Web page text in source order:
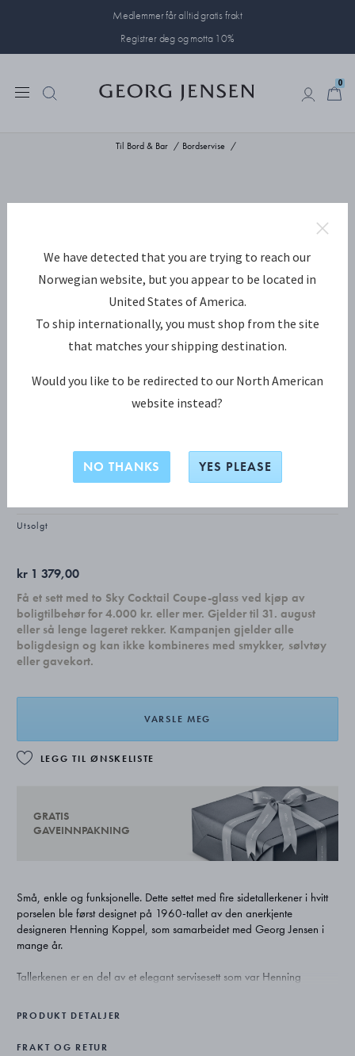
Medlemmer får alltid gratis frakt
Registrer deg og motta 10%
0
Til Bord & Bar Bordservise
KOPPEL Sidetallerkener, sett med 4 stk.
Utsolgt
kr 1 379,00
Få et sett med to Sky Cocktail Coupe-glass ved kjøp av
boligtilbehør for 4.000 kr. eller mer. Gjelder til 31. august
eller så lenge lageret rekker. Kampanjen gjelder alle
boligdesign og kan ikke kombineres med smykker, sølvtøy
eller gavekort.
VARSLE MEG
LEGG TIL ØNSKELISTE
GRATIS
GAVEINNPAKNING
Små, enkle og funksjonelle. Dette settet med fire sidetallerkener i hvitt
porselen ble først designet på 1960-tallet av den anerkjente
designeren Henning Koppel, som samarbeidet med Georg Jensen i
mange år.
Tallerkenen er en del av et elegant servisesett som var Henning
PRODUKT DETALJER
FRAKT OG RETUR
We have detected that you are trying to reach our
Norwegian website, but you appear to be located in
United States of America.
To ship internationally, you must shop from the site
that matches your shipping destination.
Would you like to be redirected to our North American
website instead?
NO THANKS YES PLEASE